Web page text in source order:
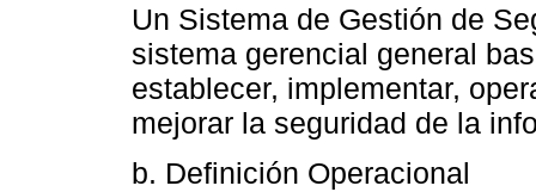
Un Sistema de Gestión de
sistema gerencial general
establecer, implementar,
mejorar la seguridad de la
b. Definición Operacional